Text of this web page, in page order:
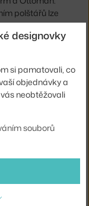
polštářů lze
kov, písek, peří
designovky
si pamatovali, co
objednávky a
neobtěžovali
souborů